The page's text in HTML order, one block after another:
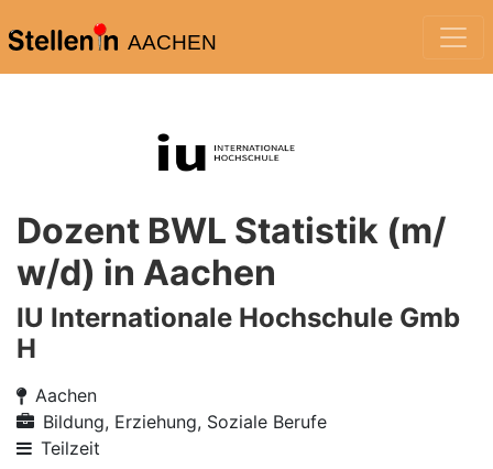
AACHEN
Dozent BWL Statistik (m/
w/d) in Aachen
IU Internationale Hochschule Gmb
H
Aachen
Bildung, Erziehung, Soziale Berufe
Teilzeit